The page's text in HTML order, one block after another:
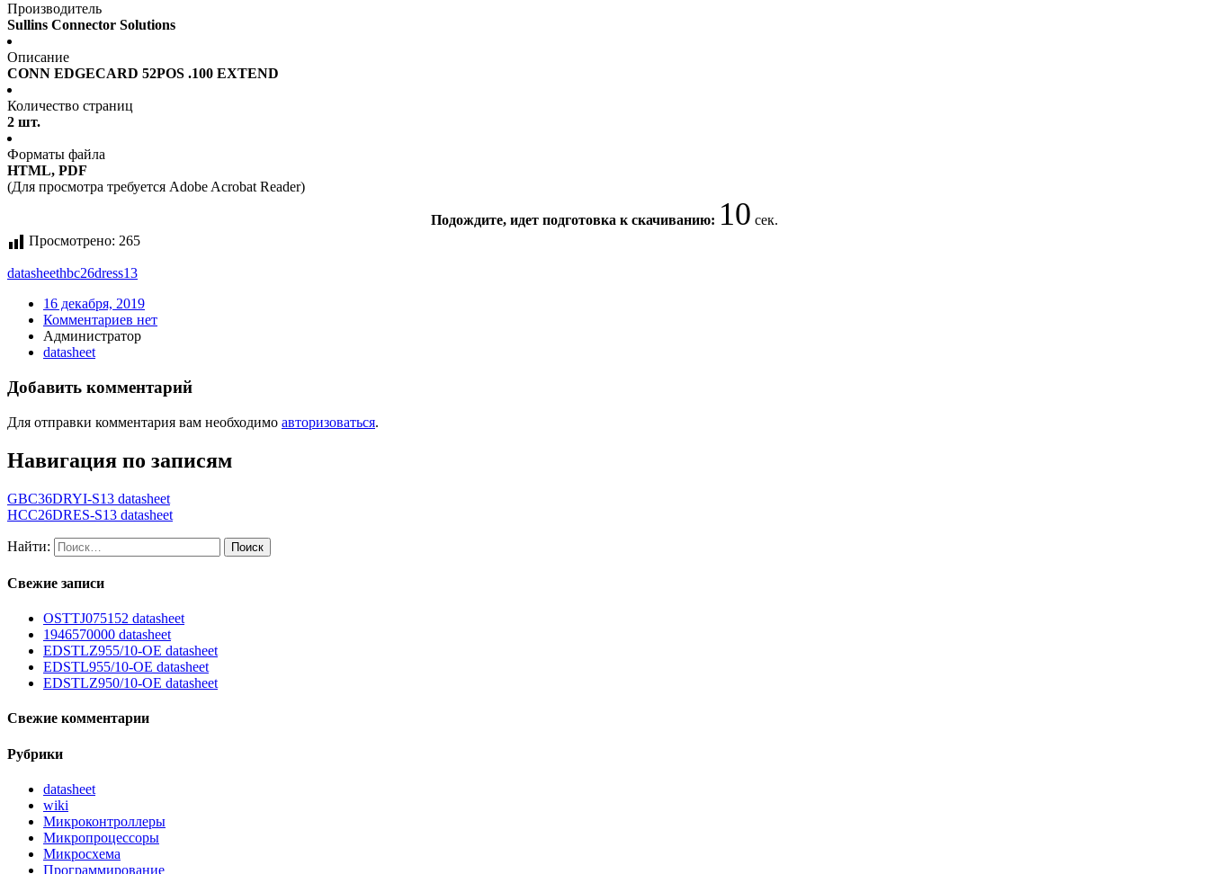
Производитель
Sullins Connector Solutions
Описание
CONN EDGECARD 52POS .100 EXTEND
Количество страниц
2 шт.
Форматы файла
HTML, PDF
(Для просмотра требуется Adobe Acrobat Reader)
Подождите, идет подготовка к скачиванию: 10 сек.
Просмотрено: 265
datasheethbc26dress13
16 декабря, 2019
Комментариев нет
Администратор
datasheet
Добавить комментарий
Для отправки комментария вам необходимо авторизоваться.
Навигация по записям
GBC36DRYI-S13 datasheet
HCC26DRES-S13 datasheet
Найти:
Свежие записи
OSTTJ075152 datasheet
1946570000 datasheet
EDSTLZ955/10-OE datasheet
EDSTL955/10-OE datasheet
EDSTLZ950/10-OE datasheet
Свежие комментарии
Рубрики
datasheet
wiki
Микроконтроллеры
Микропроцессоры
Микросхема
Программирование